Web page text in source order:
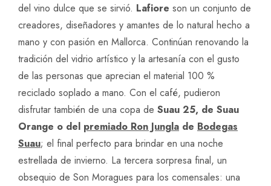
del vino dulce que se sirvió. Lafiore son un conjunto de
creadores, diseñadores y amantes de lo natural hecho a
mano y con pasión en Mallorca. Continúan renovando la
tradición del vidrio artístico y la artesanía con el gusto
de las personas que aprecian el material 100 %
reciclado soplado a mano. Con el café, pudieron
disfrutar también de una copa de Suau 25, de Suau
Orange o del premiado Ron Jungla de Bodegas
Suau; el final perfecto para brindar en una noche
estrellada de invierno. La tercera sorpresa final, un
obsequio de Son Moragues para los comensales: una